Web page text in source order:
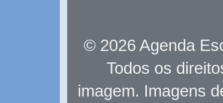
© 2026 Agenda
Todos os
imagem. Imagens